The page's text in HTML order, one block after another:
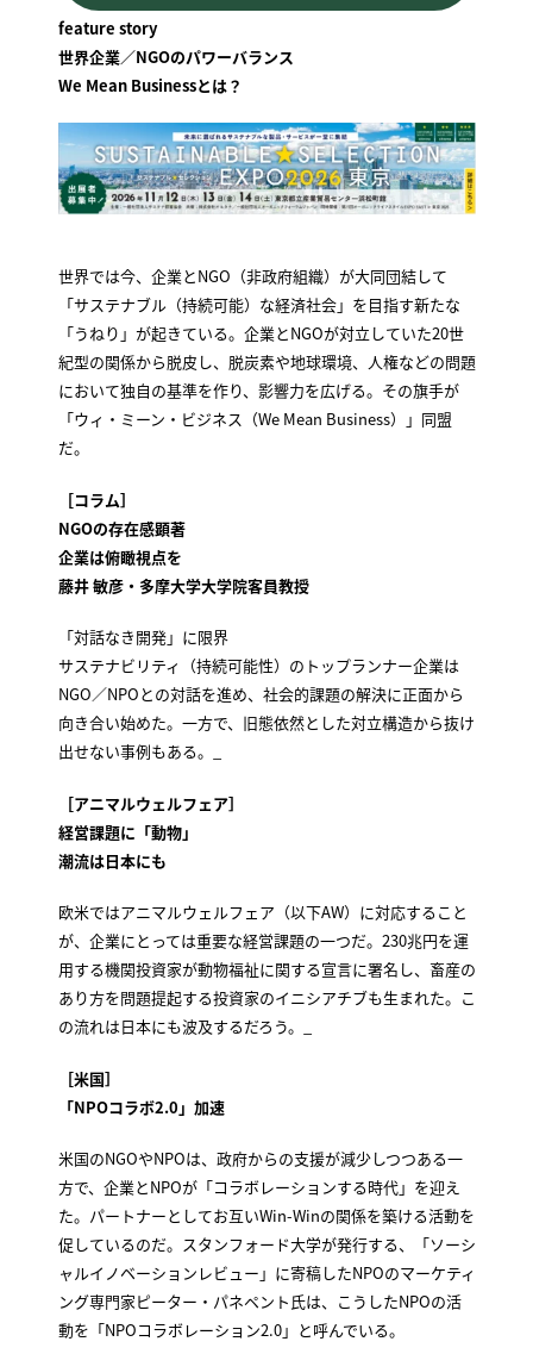
feature story
世界企業／NGOのパワーバランス
We Mean Businessとは？
世界では今、企業とNGO（非政府組織）が大同団結して
「サステナブル（持続可能）な経済社会」を目指す新たな
「うねり」が起きている。企業とNGOが対立していた20世
紀型の関係から脱皮し、脱炭素や地球環境、人権などの問題
において独自の基準を作り、影響力を広げる。その旗手が
「ウィ・ミーン・ビジネス（We Mean Business）」同盟
だ。
［コラム］
NGOの存在感顕著
企業は俯瞰視点を
藤井 敏彦・多摩大学大学院客員教授
「対話なき開発」に限界
サステナビリティ（持続可能性）のトップランナー企業は
NGO／NPOとの対話を進め、社会的課題の解決に正面から
向き合い始めた。一方で、旧態依然とした対立構造から抜け
出せない事例もある。_
［アニマルウェルフェア］
経営課題に「動物」
潮流は日本にも
欧米ではアニマルウェルフェア（以下AW）に対応すること
が、企業にとっては重要な経営課題の一つだ。230兆円を運
用する機関投資家が動物福祉に関する宣言に署名し、畜産の
あり方を問題提起する投資家のイニシアチブも生まれた。こ
の流れは日本にも波及するだろう。_
［米国］
「NPOコラボ2.0」加速
米国のNGOやNPOは、政府からの支援が減少しつつある一
方で、企業とNPOが「コラボレーションする時代」を迎え
た。パートナーとしてお互いWin-Winの関係を築ける活動を
促しているのだ。スタンフォード大学が発行する、「ソーシ
ャルイノベーションレビュー」に寄稿したNPOのマーケティ
ング専門家ピーター・パネペント氏は、こうしたNPOの活
動を「NPOコラボレーション2.0」と呼んでいる。